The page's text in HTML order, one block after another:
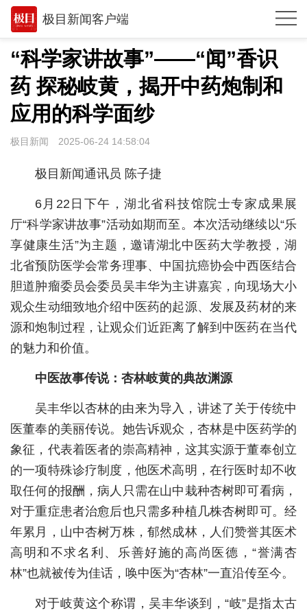
极目新闻客户端
推荐
观点
时政
湖北
环球
专题
极客圈
经济
城建
悠游
相亲
汽车
房产
消费
创意
“科学家讲故事”——“闻”香识
药 探秘岐黄，揭开中药炮制和
应用的科学面纱
极目新闻 2025-06-24 14:58:04
极目新闻通讯员 陈子捷
6月22日下午，湖北省科技馆院士专家成果展
厅“科学家讲故事”活动如期而至。本次活动继续以“乐
享健康生活”为主题，邀请湖北中医药大学教授，湖
北省预防医学会常务理事、中国抗癌协会中西医结合
胆道肿瘤委员会委员吴丰华为主讲嘉宾，向现场大小
观众生动细致地介绍中医药的起源、发展及药材的来
源和炮制过程，让观众们近距离了解到中医药在当代
的魅力和价值。
中医故事传说：杏林岐黄的典故渊源
吴丰华以杏林的由来为导入，讲述了关于传统中
医董奉的美丽传说。她告诉观众，杏林是中医药学的
象征，代表着医者的崇高精神，这其实源于董奉创立
的一项特殊诊疗制度，他医术高明，在行医时却不收
取任何的报酬，病人只需在山中栽种杏树即可看病，
对于重症患者治愈后也只需多种植几株杏树即可。经
年累月，山中杏树万株，郁然成林，人们赞誉其医术
高明和不求名利、乐善好施的高尚医德，“誉满杏
林”也就被传为佳话，唤中医为“杏林”一直沿传至今。
对于岐黄这个称谓，吴丰华谈到，“岐”是指太古